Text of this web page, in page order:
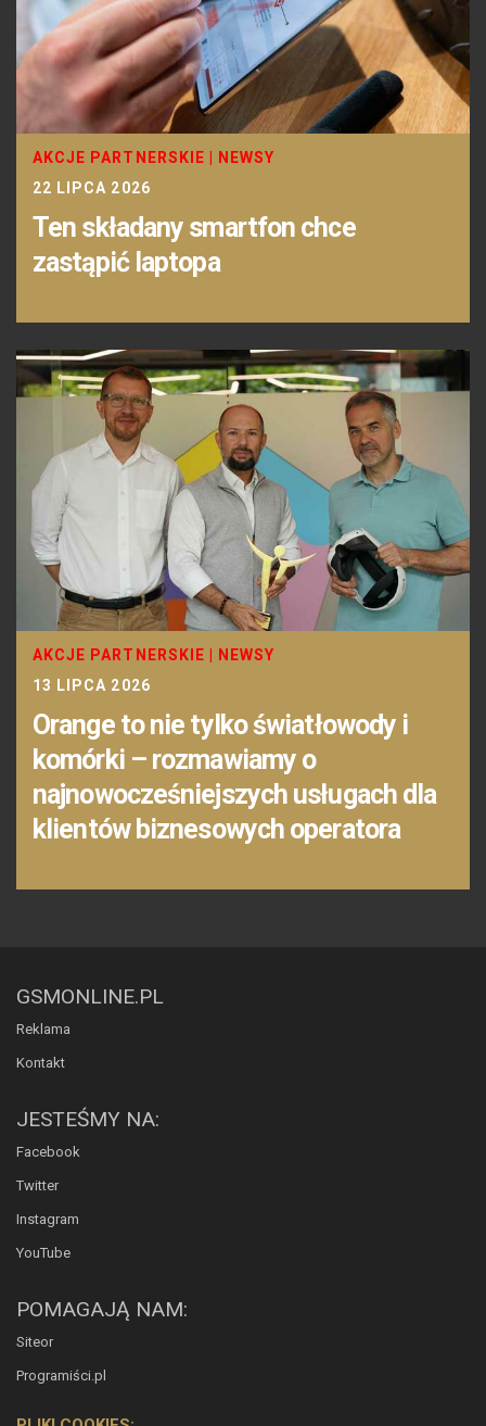
AKCJE PARTNERSKIE
NEWSY
22 LIPCA 2026
Ten składany smartfon chce
zastąpić laptopa
AKCJE PARTNERSKIE
NEWSY
13 LIPCA 2026
Orange to nie tylko światłowody i
komórki – rozmawiamy o
najnowocześniejszych usługach dla
klientów biznesowych operatora
GSMONLINE.PL
Reklama
Kontakt
JESTEŚMY NA:
Facebook
Twitter
Instagram
YouTube
POMAGAJĄ NAM:
Siteor
Programiści.pl